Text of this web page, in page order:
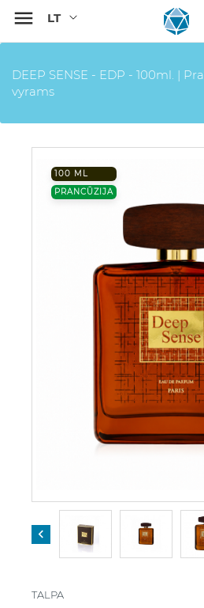

DEEP SENSE - EDP - 100ml. |
vyrams
100 ML
PRANCŪZIJA

TALPA